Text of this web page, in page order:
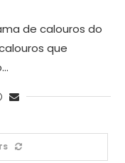
de calouros do
que